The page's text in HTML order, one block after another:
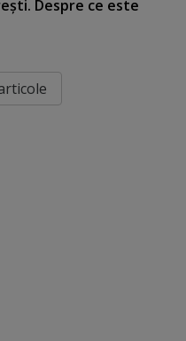
Despre ce este